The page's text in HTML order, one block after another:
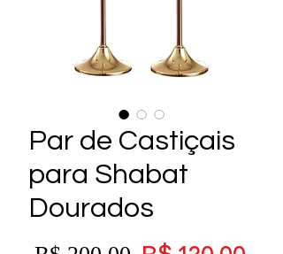
Par de Castiçais
para Shabat
Dourados